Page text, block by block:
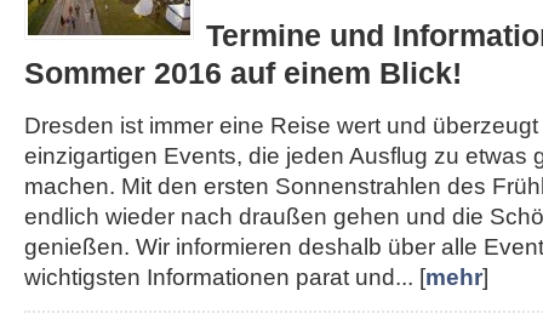
Termine und
Sommer 2016 auf einem Blick!
Dresden ist immer eine Reise wert und
einzigartigen Events, die jeden Ausflug zu etwas
machen. Mit den ersten Sonnenstrahlen des
endlich wieder nach draußen gehen und die
genießen. Wir informieren deshalb über alle
wichtigsten Informationen parat und... [mehr]